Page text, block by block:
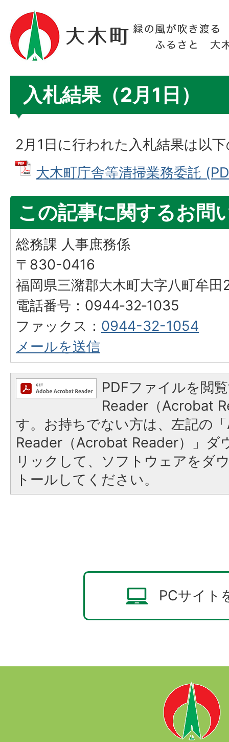
入札結果（2月1日）
2月1日に行われた入札結果は以
大木町庁舎等清掃業務委託
この記事に関するお問
総務課 人事庶務係
〒830-0416
福岡県三潴郡大木町大字八町牟
電話番号：0944‐32‐1035
ファックス： 0944-32-1054
メールを送信
PDFファイルを閲
Reader（Acrobat
す。お持ちでない方は、左記の
Reader（Acrobat Reader）」ダ
リックして、ソフトウェアをダ
トールしてください。
PCサイト